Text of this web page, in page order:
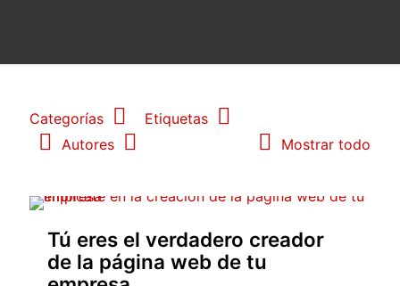
Categorías
Etiquetas
Autores
Mostrar todo
Tú eres el verdadero creador
de la página web de tu